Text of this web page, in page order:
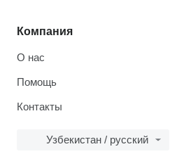
Компания
О нас
Помощь
Контакты
Узбекистан / русский